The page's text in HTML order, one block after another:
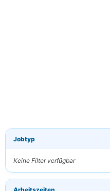
Jobtyp
Keine Filter verfügbar